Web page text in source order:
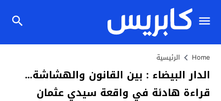
Home الرئيسية
الدار البيضاء : بين القانون والهشاشة…
قراءة هادئة في واقعة سيدي عثمان